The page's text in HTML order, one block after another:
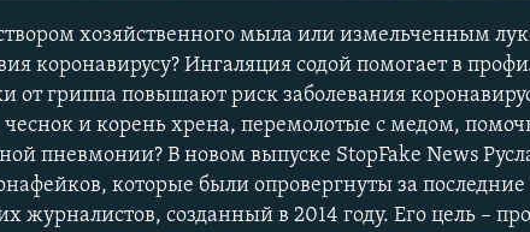
хозяйственного мыла или измельченным
коронавирусу? Ингаляция содой помогает в
от гриппа повышают риск заболевания
и корень хрена, перемолотые с медом,
пневмонии? В новом выпуске StopFake News
которые были опровергнуты за
журналистов, созданный в 2014 году. Его цель –